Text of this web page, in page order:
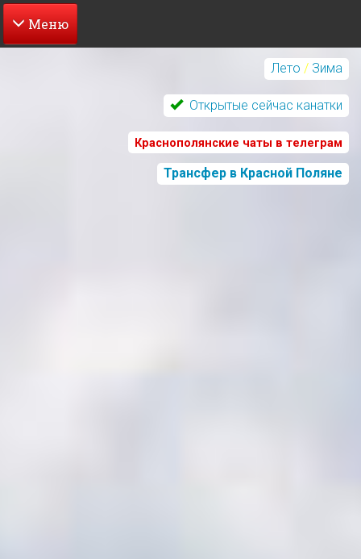
Перейти
Лето / Зима
Открытые сейчас канатки
Краснополянские чаты в телеграм
Трансфер в Красной Поляне